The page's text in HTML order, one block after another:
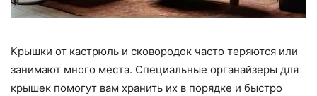
Крышки от кастрюль и сковородок часто теряются или
занимают много места. Специальные органайзеры для
крышек помогут вам хранить их в порядке и быстро